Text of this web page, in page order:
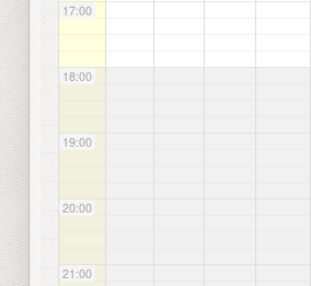
17:00
18:00
19:00
20:00
21:00